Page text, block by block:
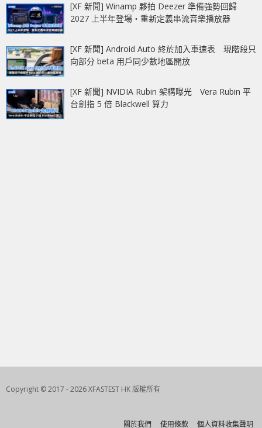
[XF 新聞] Winamp 夥拍 Deezer 準備強勢回歸
2027 上半年登場‧重新定義串流音樂播放器
[XF 新聞] Android Auto 終於加入車速表 現階段只
向部分 beta 用戶同少數地區開放
[XF 新聞] NVIDIA Rubin 架構曝光 Vera Rubin 平
台劍指 5 倍 Blackwell 算力
Copyright © 2017 - 2026 XFASTEST HK 版權所有
關於我們 使用條款 個人資料收集聲明